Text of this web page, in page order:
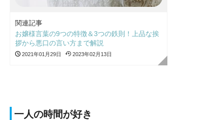
関連記事
お嬢様言葉の9つの特徴＆3つの鉄則！上品な挨
拶から悪口の言い方まで解説
2021年01月29日 2023年02月13日
一人の時間が好き